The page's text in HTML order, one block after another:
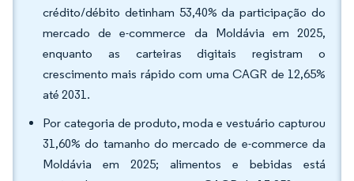
crédito/débito detinham 53,40% da participação do
mercado de e-commerce da Moldávia em 2025,
enquanto as carteiras digitais registram o
crescimento mais rápido com uma CAGR de 12,65%
até 2031.
Por categoria de produto, moda e vestuário capturou
31,60% do tamanho do mercado de e-commerce da
Moldávia em 2025; alimentos e bebidas está